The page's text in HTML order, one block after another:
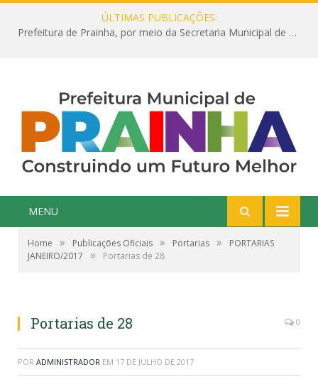
ÚLTIMAS PUBLICAÇÕES:
Prefeitura de Prainha, por meio da Secretaria Municipal de Educação, abre 354 vagas na área da Educação para 2025 com processo seletivo simplificado
MENU
Home » Publicações Oficiais » Portarias »
PORTARIAS
JANEIRO/2017
» Portarias de 28
Portarias de 28 0
POR ADMINISTRADOR EM 17 DE JULHO DE 2017